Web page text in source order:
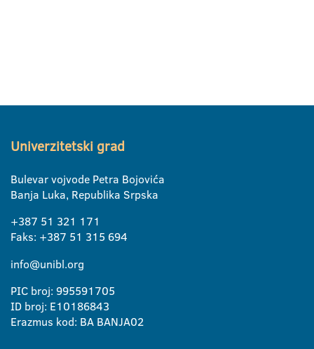
Univerzitetski grad
Bulevar vojvode Petra Bojovića
Banja Luka, Republika Srpska
+387 51 321 171
Faks: +387 51 315 694
info@unibl.org
PIC broj: 995591705
ID broj: E10186843
Erazmus kod: BA BANJA02